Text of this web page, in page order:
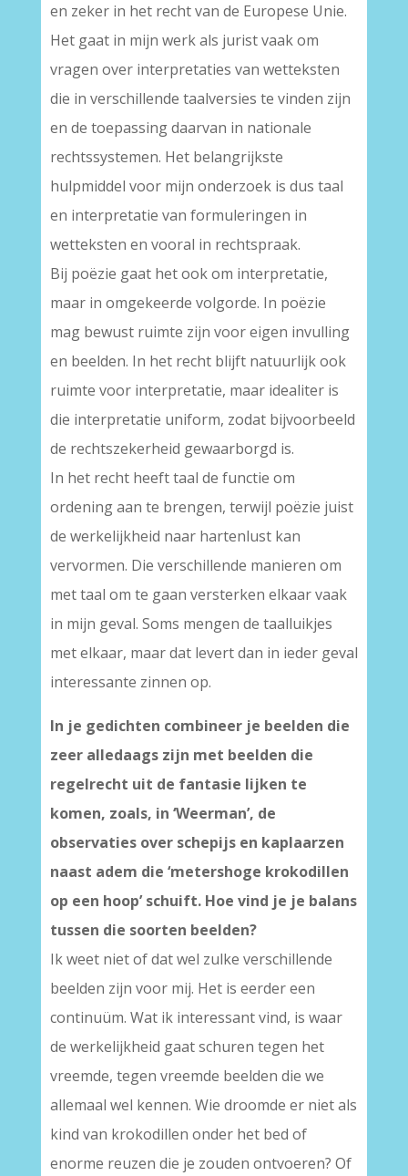
en zeker in het recht van de Europese Unie.
Het gaat in mijn werk als jurist vaak om
vragen over interpretaties van wetteksten
die in verschillende taalversies te vinden zijn
en de toepassing daarvan in nationale
rechtssystemen. Het belangrijkste
hulpmiddel voor mijn onderzoek is dus taal
en interpretatie van formuleringen in
wetteksten en vooral in rechtspraak.
Bij poëzie gaat het ook om interpretatie,
maar in omgekeerde volgorde. In poëzie
mag bewust ruimte zijn voor eigen invulling
en beelden. In het recht blijft natuurlijk ook
ruimte voor interpretatie, maar idealiter is
die interpretatie uniform, zodat bijvoorbeeld
de rechtszekerheid gewaarborgd is.
In het recht heeft taal de functie om
ordening aan te brengen, terwijl poëzie juist
de werkelijkheid naar hartenlust kan
vervormen. Die verschillende manieren om
met taal om te gaan versterken elkaar vaak
in mijn geval. Soms mengen de taalluikjes
met elkaar, maar dat levert dan in ieder geval
interessante zinnen op.
In je gedichten combineer je beelden die
zeer alledaags zijn met beelden die
regelrecht uit de fantasie lijken te
komen, zoals, in ‘Weerman’, de
observaties over schepijs en kaplaarzen
naast adem die ‘metershoge krokodillen
op een hoop’ schuift. Hoe vind je je balans
tussen die soorten beelden?
Ik weet niet of dat wel zulke verschillende
beelden zijn voor mij. Het is eerder een
continuüm. Wat ik interessant vind, is waar
de werkelijkheid gaat schuren tegen het
vreemde, tegen vreemde beelden die we
allemaal wel kennen. Wie droomde er niet als
kind van krokodillen onder het bed of
enorme reuzen die je zouden ontvoeren? Of